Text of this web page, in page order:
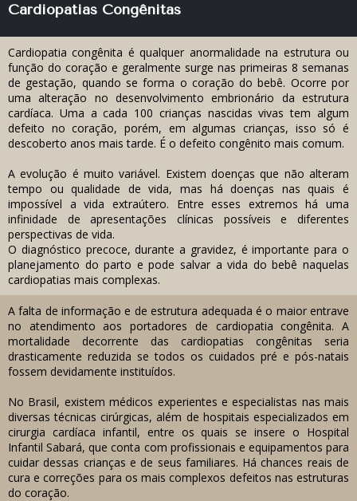
Cardiopatias Congênitas
Cardiopatia congênita é qualquer anormalidade na estrutura ou
função do coração e geralmente surge nas primeiras 8 semanas
de gestação, quando se forma o coração do bebê. Ocorre por
uma alteração no desenvolvimento embrionário da estrutura
cardíaca. Uma a cada 100 crianças nascidas vivas tem algum
defeito no coração, porém, em algumas crianças, isso só é
descoberto anos mais tarde. É o defeito congênito mais comum.
A evolução é muito variável. Existem doenças que não alteram
tempo ou qualidade de vida, mas há doenças nas quais é
impossível a vida extraútero. Entre esses extremos há uma
infinidade de apresentações clínicas possíveis e diferentes
perspectivas de vida.
O diagnóstico precoce, durante a gravidez, é importante para o
planejamento do parto e pode salvar a vida do bebê naquelas
cardiopatias mais complexas.
A falta de informação e de estrutura adequada é o maior entrave
no atendimento aos portadores de cardiopatia congênita. A
mortalidade decorrente das cardiopatias congênitas seria
drasticamente reduzida se todos os cuidados pré e pós-natais
fossem devidamente instituídos.
No Brasil, existem médicos experientes e especialistas nas mais
diversas técnicas cirúrgicas, além de hospitais especializados em
cirurgia cardíaca infantil, entre os quais se insere o Hospital
Infantil Sabará, que conta com profissionais e equipamentos para
cuidar dessas crianças e de seus familiares. Há chances reais de
cura e correções para os mais complexos defeitos nas estruturas
do coração.